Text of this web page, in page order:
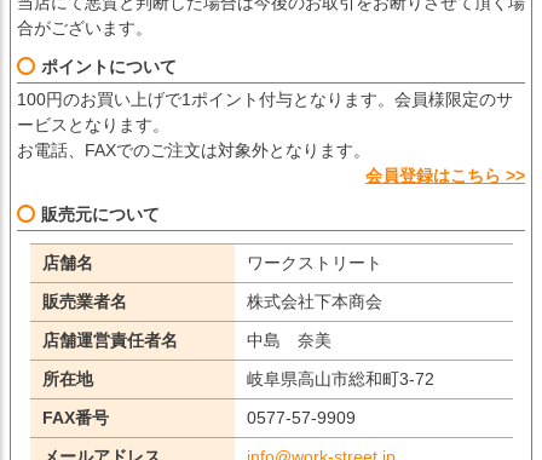
合がございます。
ポイントについて
100円のお買い上げで1ポイント付与となります。会員様限定のサ
ービスとなります。
お電話、FAXでのご注文は対象外となります。
会員登録はこちら >>
販売元について
店舗名
ワークストリート
販売業者名
株式会社下本商会
店舗運営責任者名
中島 奈美
所在地
岐阜県高山市総和町3-72
FAX番号
0577-57-9909
メールアドレス
info@work-street.jp